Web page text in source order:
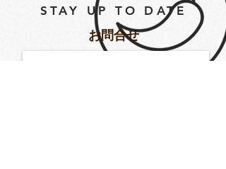
STAY UP TO DATE
​お問合せ